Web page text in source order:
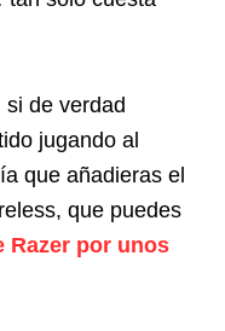
de verdad
jugando al
que añadieras el
que puedes
Razer por unos